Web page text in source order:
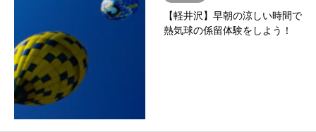
【軽井沢】早朝の涼しい時間で
熱気球の係留体験をしよう！